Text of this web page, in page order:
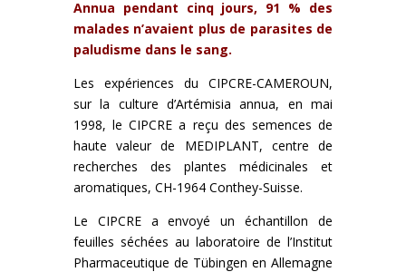
Annua pendant cinq jours, 91 % des
malades n’avaient plus de parasites de
paludisme dans le sang.
Les expériences du CIPCRE-CAMEROUN,
sur la culture d’Artémisia annua, en mai
1998, le CIPCRE a reçu des semences de
haute valeur de MEDIPLANT, centre de
recherches des plantes médicinales et
aromatiques, CH-1964 Conthey-Suisse.
Le CIPCRE a envoyé un échantillon de
feuilles séchées au laboratoire de l’Institut
Pharmaceutique de Tübingen en Allemagne